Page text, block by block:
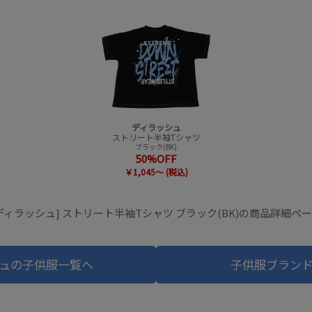
ディラッシュ
ストリート半袖Tシャツ
ブラック(BK)
50%OFF
￥1,045～ (税込)
ィラッシュ] ストリート半袖Tシャツ ブラック(BK)の商品詳細ペ
の子供服一覧へ 子供服ブラン